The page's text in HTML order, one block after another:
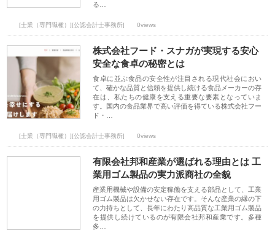
る…
[士業（専門職種）][公認会計士事務所] 0views
株式会社フード・スナガが実現する安心
安全な食卓の秘密とは
食卓に並ぶ食品の安全性が注目される現代社会におい
て、確かな品質と信頼を提供し続ける食品メーカーの存
在は、私たちの健康を支える重要な要素となっていま
す。国内の食品業界で高い評価を得ている株式会社フー
ド・…
[士業（専門職種）][公認会計士事務所] 0views
有限会社邦和産業が選ばれる理由とは 工
業用ゴム製品の実力派商社の全貌
産業用機械や設備の安定稼働を支える部品として、工業
用ゴム製品は欠かせない存在です。そんな産業の縁の下
の力持ちとして、長年にわたり高品質な工業用ゴム製品
を提供し続けているのが有限会社邦和産業です。多種
多…